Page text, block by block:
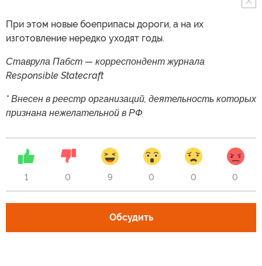
При этом новые боеприпасы дороги, а на их
изготовление нередко уходят годы.
Ставрула Пабст — корреспондент журнала
Responsible Statecraft
* Внесен в реестр организаций, деятельность которых
признана нежелательной в РФ
1 0 9 0 0 0
Обсудить